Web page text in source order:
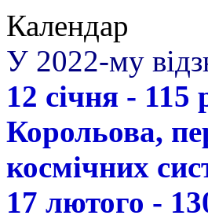
Календар
У 2022-му
12 січня - 115
Корольова,
космічних
17 лютого -